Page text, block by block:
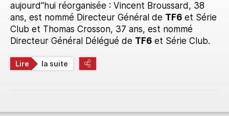
aujourd"hui réorganisée : Vincent Broussard, 38
ans, est nommé Directeur Général de TF6 et Série
Club et Thomas Crosson, 37 ans, est nommé
Directeur Général Délégué de TF6 et Série Club.
Lire la suite